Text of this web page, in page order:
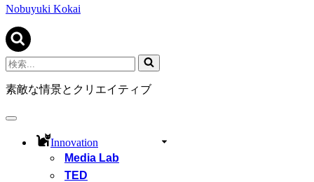
ゲ
シ
ョ
ン
メ
ニ
ュ
Nobuyuki Kokai
検
索...
素敵な情景とクリエイティブ
ナ
Innovation
Media Lab
TED